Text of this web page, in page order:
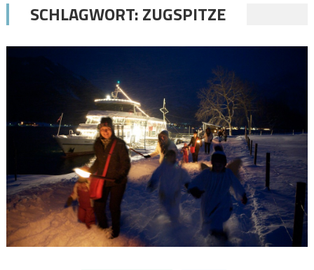
SCHLAGWORT:ZUGSPITZE